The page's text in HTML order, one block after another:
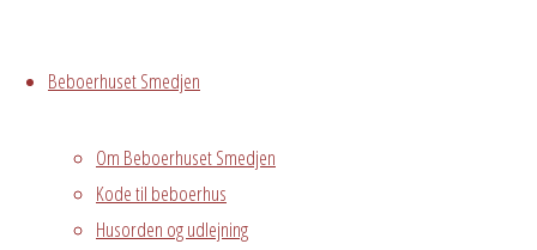
Beboerhuset Smedjen
Om Beboerhuset Smedjen
Kode til beboerhus
Husorden og udlejning
Elsebeth
Jonsson